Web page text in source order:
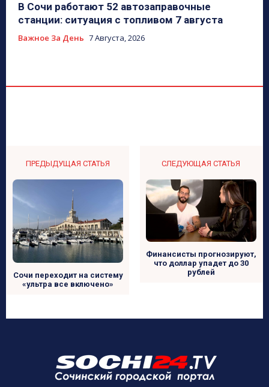
В Сочи работают 52 автозаправочные
станции: ситуация с топливом 7 августа
Важное За День 7 Августа, 2026
ПРЕДЫДУЩАЯ СТАТЬЯ
Сочи переходит на систему
«ультра все включено»
СЛЕДУЮЩАЯ СТАТЬЯ
Финансисты прогнозируют,
что доллар упадет до 30
рублей